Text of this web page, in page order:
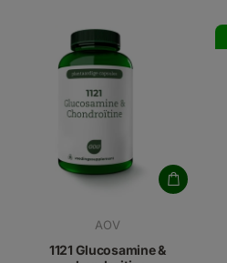
AOV
1121 Glucosamine &